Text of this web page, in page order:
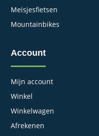
Meisjesfietsen
Mountainbikes
Account
Mijn account
Winkel
Winkelwagen
Afrekenen